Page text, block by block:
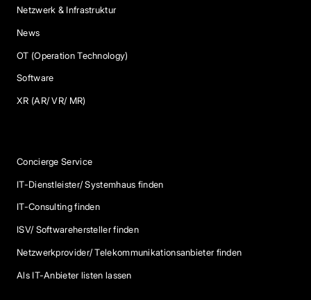
Netzwerk & Infrastruktur
News
OT (Operation Technology)
Software
XR (AR/ VR/ MR)
Concierge Service
IT-Dienstleister/ Systemhaus finden
IT-Consulting finden
ISV/ Softwarehersteller finden
Netzwerkprovider/ Telekommunikationsanbieter finden
Als IT-Anbieter listen lassen